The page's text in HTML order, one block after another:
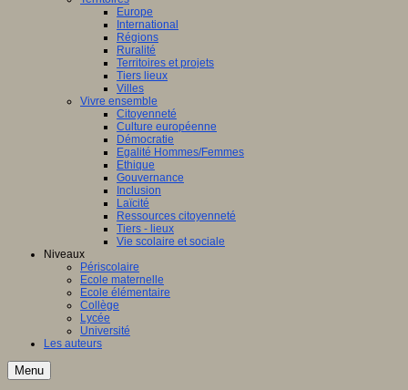
Europe
International
Régions
Ruralité
Territoires et projets
Tiers lieux
Villes
Vivre ensemble
Citoyenneté
Culture européenne
Démocratie
Egalité Hommes/Femmes
Ethique
Gouvernance
Inclusion
Laïcité
Ressources citoyenneté
Tiers - lieux
Vie scolaire et sociale
Niveaux
Périscolaire
Ecole maternelle
Ecole élémentaire
Collège
Lycée
Université
Les auteurs
Menu